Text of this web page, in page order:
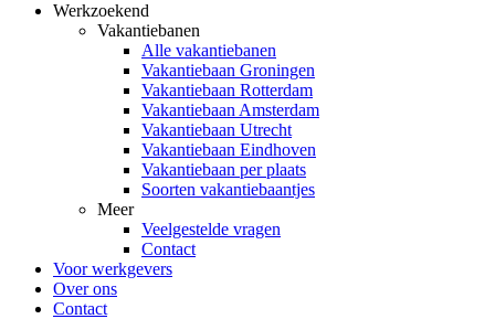
Werkzoekend
Vakantiebanen
Alle vakantiebanen
Vakantiebaan Groningen
Vakantiebaan Rotterdam
Vakantiebaan Amsterdam
Vakantiebaan Utrecht
Vakantiebaan Eindhoven
Vakantiebaan per plaats
Soorten vakantiebaantjes
Meer
Veelgestelde vragen
Contact
Voor werkgevers
Over ons
Contact